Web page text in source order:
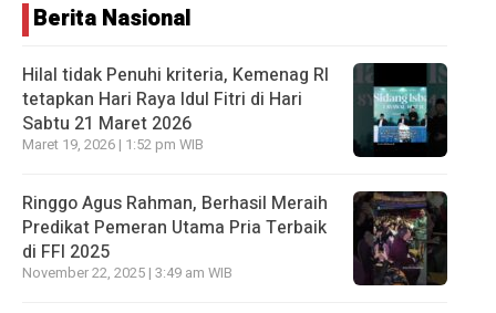
Berita Nasional
Hilal tidak Penuhi kriteria, Kemenag RI
tetapkan Hari Raya Idul Fitri di Hari
Sabtu 21 Maret 2026
Maret 19, 2026 | 1:52 pm WIB
Ringgo Agus Rahman, Berhasil Meraih
Predikat Pemeran Utama Pria Terbaik
di FFI 2025
November 22, 2025 | 3:49 am WIB